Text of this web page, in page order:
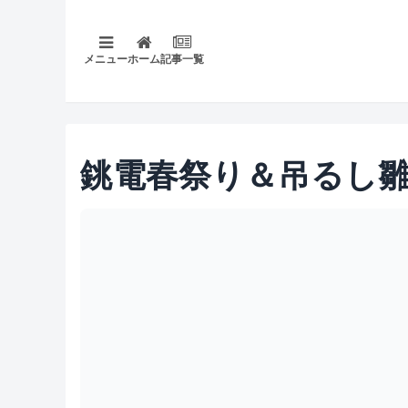
メニューホーム記事一覧
銚電春祭り＆吊るし